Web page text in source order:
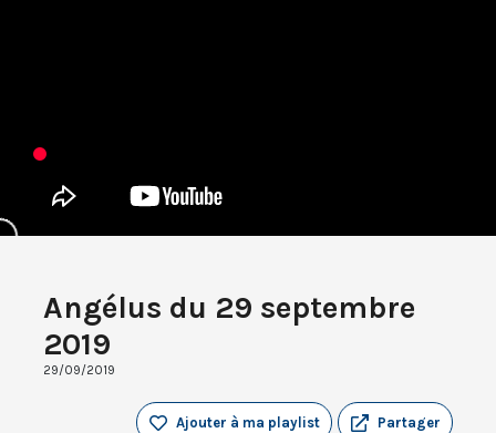
Angélus du 29 septembre
2019
29/09/2019
Partager
Ajouter à ma playlist